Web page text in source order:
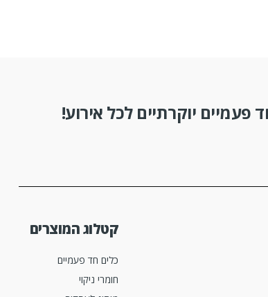
פעמיים יוקרתיים לכל אירוע!
קטלוג המוצרים
כלים חד פעמיים
חומרי ניקוי